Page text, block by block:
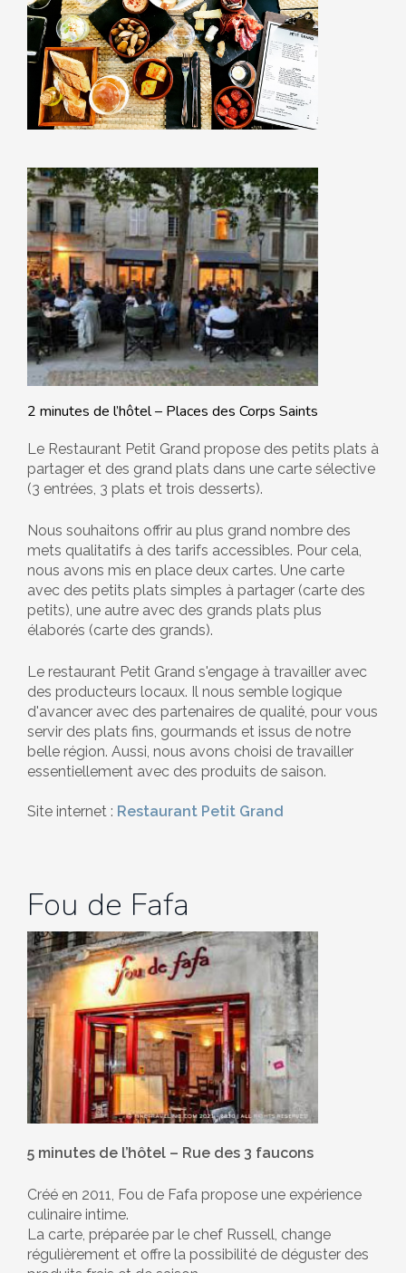
2 minutes de l’hôtel – Places des Corps Saints
Le Restaurant Petit Grand propose des petits plats à
partager et des grand plats dans une carte sélective
(3 entrées, 3 plats et trois desserts).
Nous souhaitons offrir au plus grand nombre des
mets qualitatifs à des tarifs accessibles. Pour cela,
nous avons mis en place deux cartes. Une carte
avec des petits plats simples à partager (carte des
petits), une autre avec des grands plats plus
élaborés (carte des grands).
Le restaurant Petit Grand s'engage à travailler avec
des producteurs locaux. Il nous semble logique
d'avancer avec des partenaires de qualité, pour vous
servir des plats fins, gourmands et issus de notre
belle région. Aussi, nous avons choisi de travailler
essentiellement avec des produits de saison.
Site internet : Restaurant Petit Grand
Fou de Fafa
5 minutes de l’hôtel – Rue des 3 faucons
Créé en 2011, Fou de Fafa propose une expérience
culinaire intime.
La carte, préparée par le chef Russell, change
régulièrement et offre la possibilité de déguster des